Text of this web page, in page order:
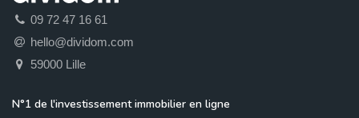
09 72 47 16 61
hello@dividom.com
59000 Lille
N°1 de l'investissement immobilier en ligne